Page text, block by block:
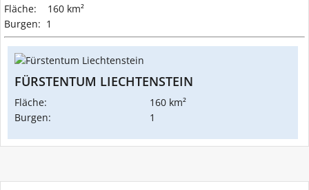
Fläche: 160 km²
Burgen: 1
FÜRSTENTUM LIECHTENSTEIN
Fläche:
160 km²
Burgen:
1